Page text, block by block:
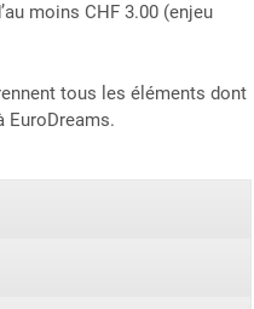
moins CHF 3.00 (enjeu
tous les éléments dont
EuroDreams.